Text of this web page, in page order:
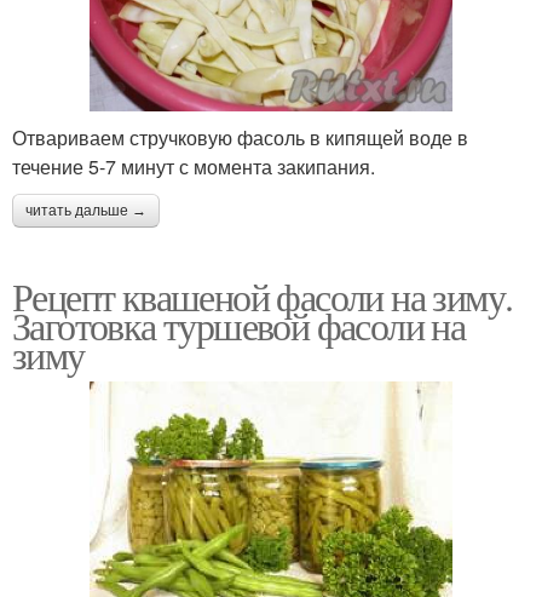
Отвариваем стручковую фасоль в кипящей воде в
течение 5-7 минут с момента закипания.
читать дальше →
Рецепт квашеной фасоли на зиму.
Заготовка туршевой фасоли на
зиму